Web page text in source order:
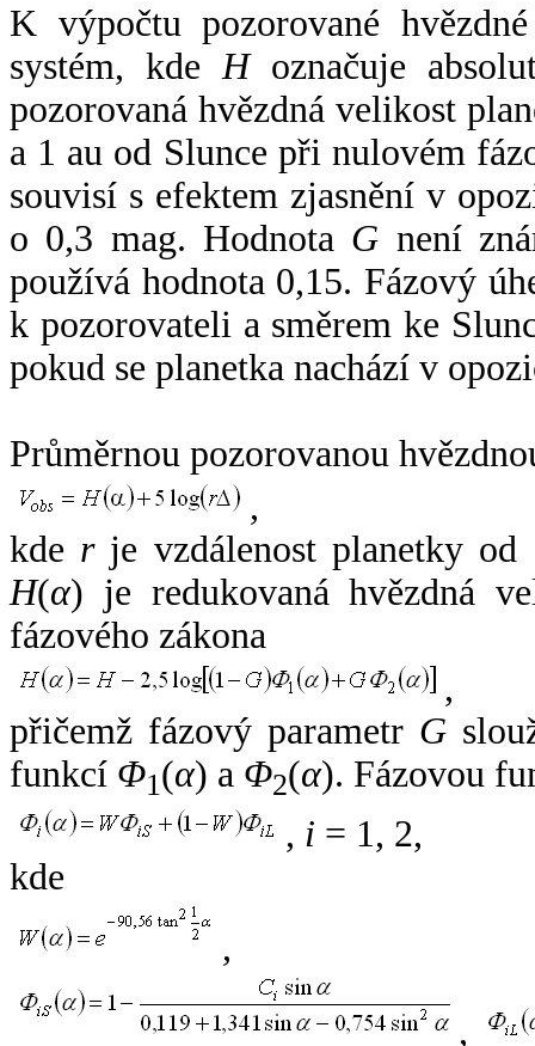
K výpočtu pozorované
systém, kde Hoznačuje
pozorovaná hvězdná velikost
a 1 au od Slunce při nulovém
souvisí s efektem zjasnění v
o 0,3 mag. Hodnota G není
používá hodnota 0,15. Fázový
k pozorovateli a směrem ke
pokud se planetka nachází v
Průměrnou pozorovanou
,
kde rje vzdálenost planetky od
H(α) je redukovaná hvězdná
fázového zákona
,
přičemž fázový parametr G
funkcí Φ1(α) a Φ2(α). Fázovou
, i = 1, 2,
kde
,
,